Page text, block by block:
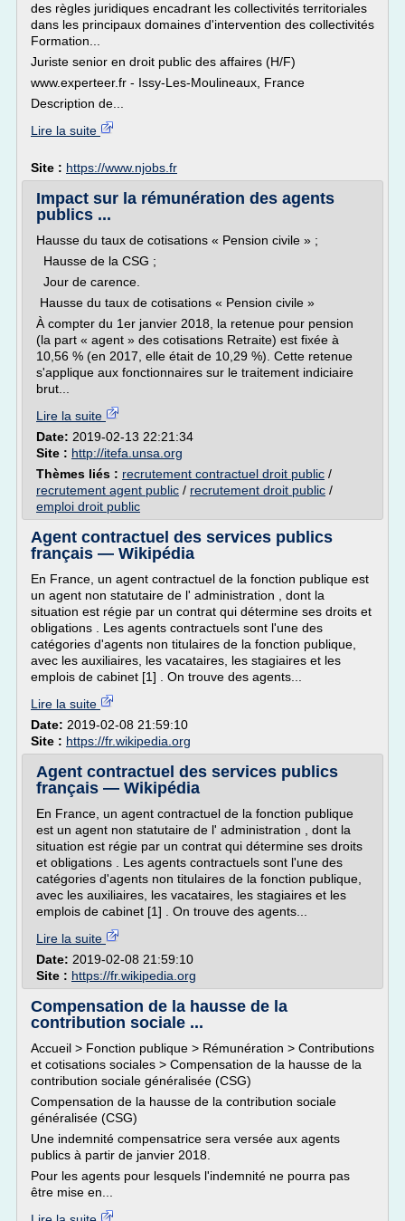
des règles juridiques encadrant les collectivités territoriales
dans les principaux domaines d'intervention des collectivités
Formation...
Juriste senior en droit public des affaires (H/F)
www.experteer.fr - Issy-Les-Moulineaux, France
Description de...
Lire la suite
Site : https://www.njobs.fr
Impact sur la rémunération des agents
publics ...
Hausse du taux de cotisations « Pension civile » ;
Hausse de la CSG ;
Jour de carence.
Hausse du taux de cotisations « Pension civile »
À compter du 1er janvier 2018, la retenue pour pension
(la part « agent » des cotisations Retraite) est fixée à
10,56 % (en 2017, elle était de 10,29 %). Cette retenue
s'applique aux fonctionnaires sur le traitement indiciaire
brut...
Lire la suite
Date: 2019-02-13 22:21:34
Site : http://itefa.unsa.org
Thèmes liés : recrutement contractuel droit public /
recrutement agent public / recrutement droit public /
emploi droit public
Agent contractuel des services publics
français — Wikipédia
En France, un agent contractuel de la fonction publique est
un agent non statutaire de l' administration , dont la
situation est régie par un contrat qui détermine ses droits et
obligations . Les agents contractuels sont l'une des
catégories d'agents non titulaires de la fonction publique,
avec les auxiliaires, les vacataires, les stagiaires et les
emplois de cabinet [1] . On trouve des agents...
Lire la suite
Date: 2019-02-08 21:59:10
Site : https://fr.wikipedia.org
Agent contractuel des services publics
français — Wikipédia
En France, un agent contractuel de la fonction publique
est un agent non statutaire de l' administration , dont la
situation est régie par un contrat qui détermine ses droits
et obligations . Les agents contractuels sont l'une des
catégories d'agents non titulaires de la fonction publique,
avec les auxiliaires, les vacataires, les stagiaires et les
emplois de cabinet [1] . On trouve des agents...
Lire la suite
Date: 2019-02-08 21:59:10
Site : https://fr.wikipedia.org
Compensation de la hausse de la
contribution sociale ...
Accueil > Fonction publique > Rémunération > Contributions
et cotisations sociales > Compensation de la hausse de la
contribution sociale généralisée (CSG)
Compensation de la hausse de la contribution sociale
généralisée (CSG)
Une indemnité compensatrice sera versée aux agents
publics à partir de janvier 2018.
Pour les agents pour lesquels l'indemnité ne pourra pas
être mise en...